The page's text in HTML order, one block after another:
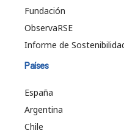
Fundación
ObservaRSE
Informe de
Países
España
Argentina
Chile